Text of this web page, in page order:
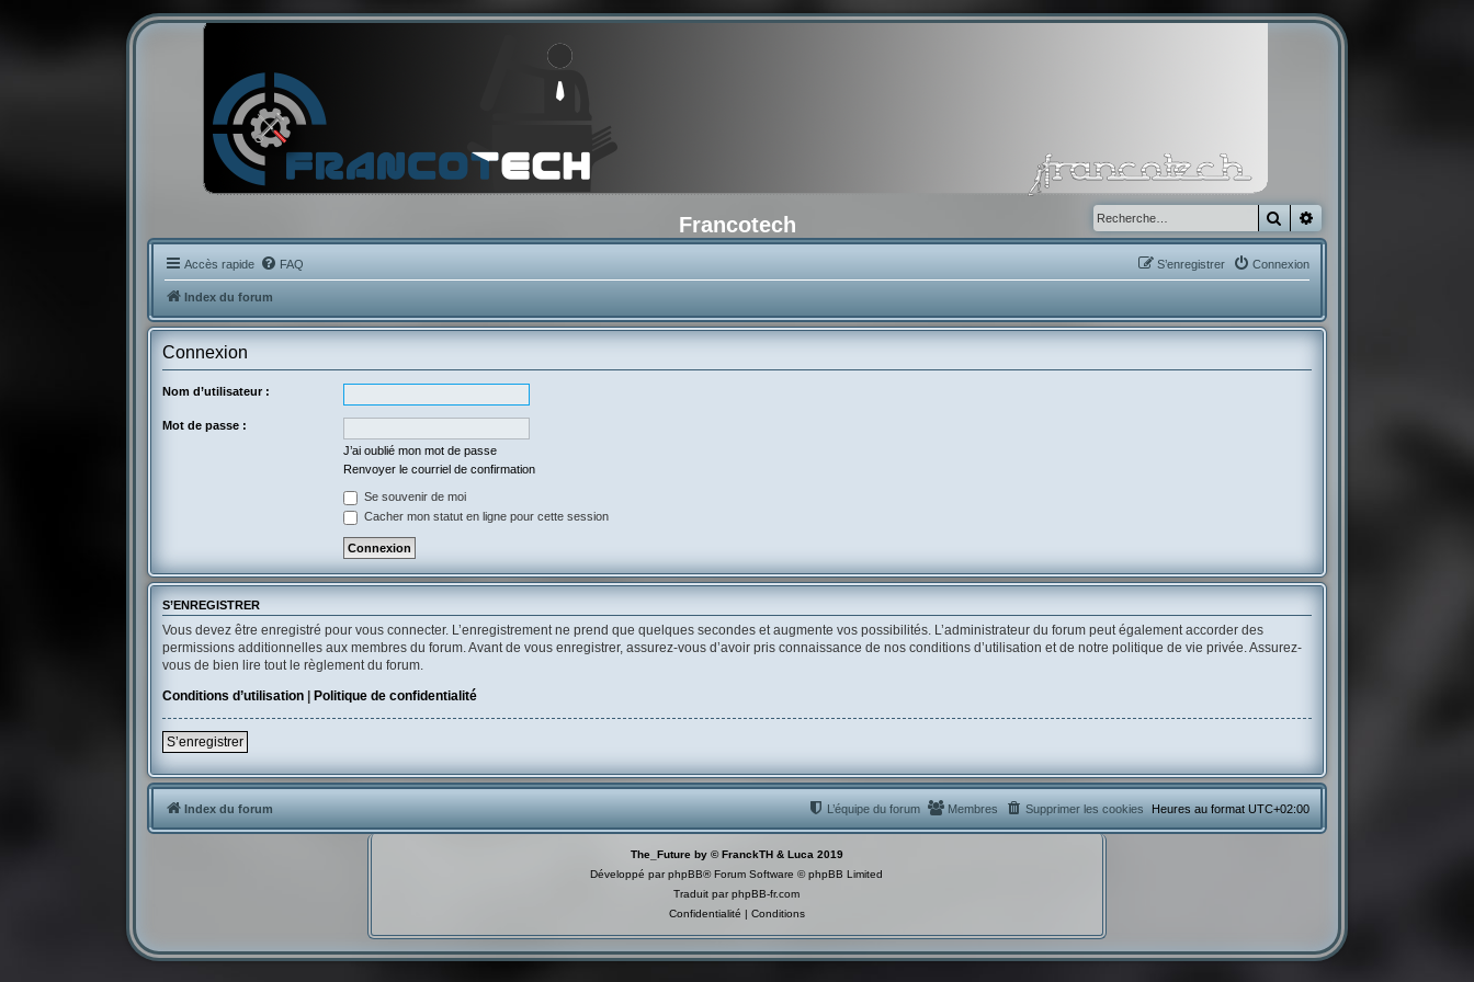
Francotech Rechercher
Accès rapide FAQ Connexion
S’enregistrer
Index du forum
Connexion
Nom d’utilisateur :
Mot de passe :
J’ai oublié mon mot de passe
Renvoyer le courriel de confirmation
Se souvenir de moi
Cacher mon statut en ligne pour cette session
S’ENREGISTRER
Vous devez être enregistré pour vous connecter. L’enregistrement ne prend que quelques secondes et augmente vos possibilités. L’administrateur du forum peut également accorder des
permissions additionnelles aux membres du forum. Avant de vous enregistrer, assurez-vous d’avoir pris connaissance de nos conditions d’utilisation et de notre politique de vie privée. Assurez-
vous de bien lire tout le règlement du forum.
Conditions d’utilisation
Politique de confidentialité
S’enregistrer
Index du forum Heures au format UTC+02:00
Supprimer les cookies
Membres
L’équipe du forum
The_Future by © FranckTH & Luca 2019
Développé parphpBB® Forum Software © phpBB Limited
Traduit parphpBB-fr.com
Confidentialité | Conditions